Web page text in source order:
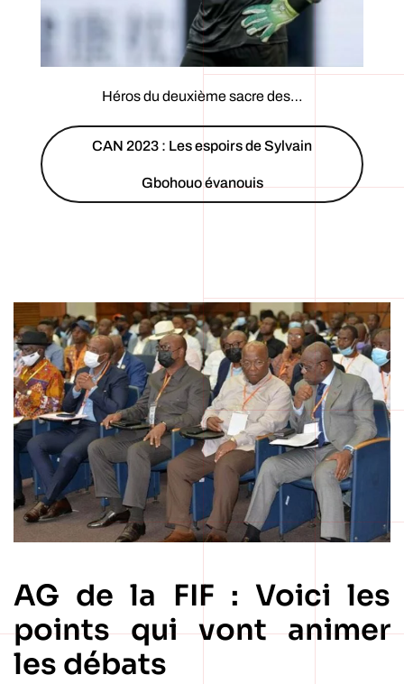
Héros du deuxième sacre des…
CAN 2023 : Les espoirs de Sylvain
Gbohouo évanouis
AG de la FIF : Voici les
points qui vont animer
les débats